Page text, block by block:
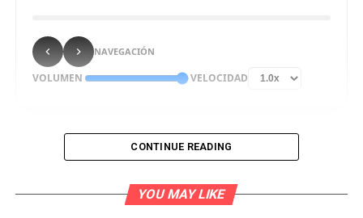
NAVEGACIÓN
VOLUMEN VELOCIDAD
Popular y Roberto Sánchez de Juntos por el Perú
CONTINUE READING
YOU MAY LIKE